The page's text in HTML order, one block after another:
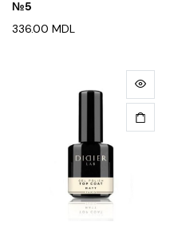
№5
336.00 MDL